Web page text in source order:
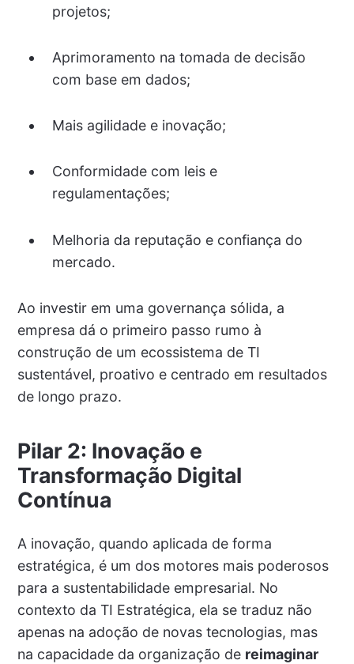
projetos;
Aprimoramento na tomada de decisão
com base em dados;
Mais agilidade e inovação;
Conformidade com leis e
regulamentações;
Melhoria da reputação e confiança do
mercado.
Ao investir em uma governança sólida, a
empresa dá o primeiro passo rumo à
construção de um ecossistema de TI
sustentável, proativo e centrado em resultados
de longo prazo.
Pilar 2: Inovação e
Transformação Digital
Contínua
A inovação, quando aplicada de forma
estratégica, é um dos motores mais poderosos
para a sustentabilidade empresarial. No
contexto da TI Estratégica, ela se traduz não
apenas na adoção de novas tecnologias, mas
na capacidade da organização de reimaginar